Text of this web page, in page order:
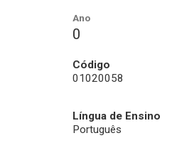
Ano
0
Código
01020058
Língua de Ensino
Português